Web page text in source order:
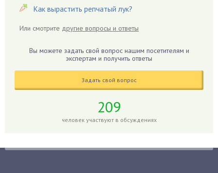
Георгины
Гиацинт
Гладиолусы
Гранат
Как вырастить репчатый лук?
Или смотрите другие вопросы и ответы
Вы можете задать свой вопрос нашим посетителям и
экспертам и получить ответы
Задать свой вопрос
209
человек участвуют в обсуждениях